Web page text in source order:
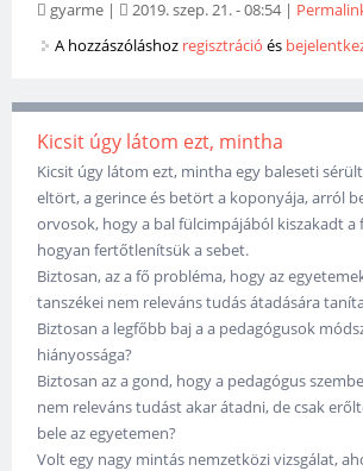
gyarme | 2019. szep. 21. - 08:54|
A hozzászóláshoz regisztráció és
Kicsit úgy látom ezt, mintha
Kicsit úgy látom ezt, mintha egy baleseti
eltört, a gerince és betört a koponyája, arról
orvosok, hogy a bal fülcimpájából kiszakadt a
hogyan fertőtlenítsük a sebet.
Biztosan, az a fő probléma, hogy az
tanszékei nem releváns tudás átadására
Biztosan a legfőbb baj a a pedagógusok
hiányossága?
Biztosan az a gond, hogy a pedagógus
nem releváns tudást akar átadni, de csak
bele az egyetemen?
Volt egy nagy mintás nemzetközi vizsgálat,